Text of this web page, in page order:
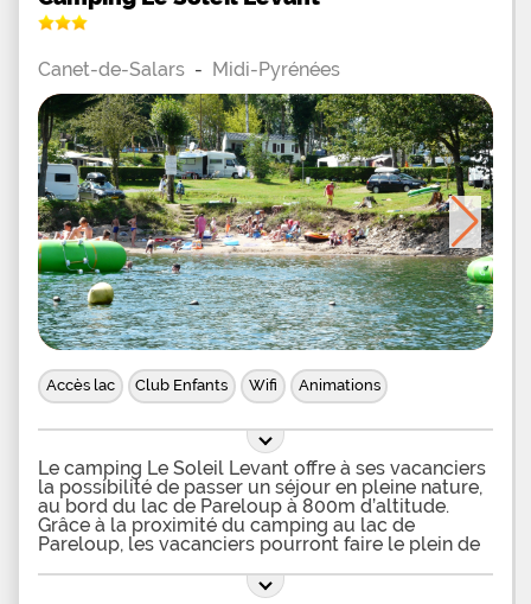
Canet-de-Salars - Midi-Pyrénées
Accès lac Club Enfants Wifi Animations
Le camping Le Soleil Levant offre à ses vacanciers
la possibilité de passer un séjour en pleine nature,
au bord du lac de Pareloup à 800m d’altitude.
Grâce à la proximité du camping au lac de
Pareloup, les vacanciers pourront faire le plein de
canoë, le ski-nautique, ils pourront également